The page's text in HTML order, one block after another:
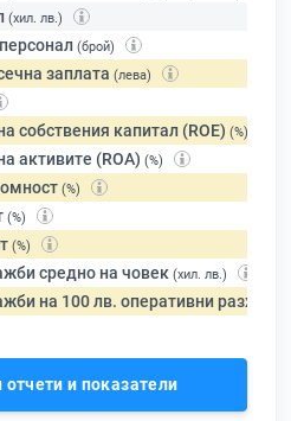
(хил. лв.)
(брой)
заплата (лева)
собствения капитал (ROE) (%)
активите (ROA) (%)
(%)
(%)
(%)
средно на човек (хил. лв.)
на 100 лв. оперативни разходи
и показатели